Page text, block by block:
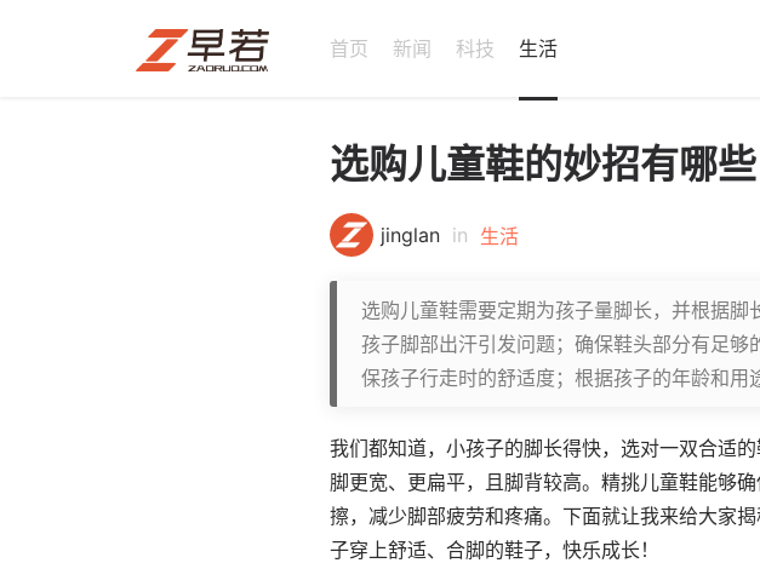
首页 新闻 科技 生活
选购儿童鞋的妙招有哪些
jinglan in 生活
选购儿童鞋需要定期为孩子量脚长，并根据
孩子脚部出汗引发问题；确保鞋头部分有足
保孩子行走时的舒适度；根据孩子的年龄和用
我们都知道，小孩子的脚长得快，选对一双合适
脚更宽、更扁平，且脚背较高。精挑儿童鞋能够
擦，减少脚部疲劳和疼痛。下面就让我来给大家
子穿上舒适、合脚的鞋子，快乐成长！